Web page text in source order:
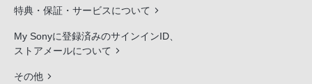
特典・保証・サービスについて
My Sonyに登録済みのサインインID、
ストアメールについて
その他